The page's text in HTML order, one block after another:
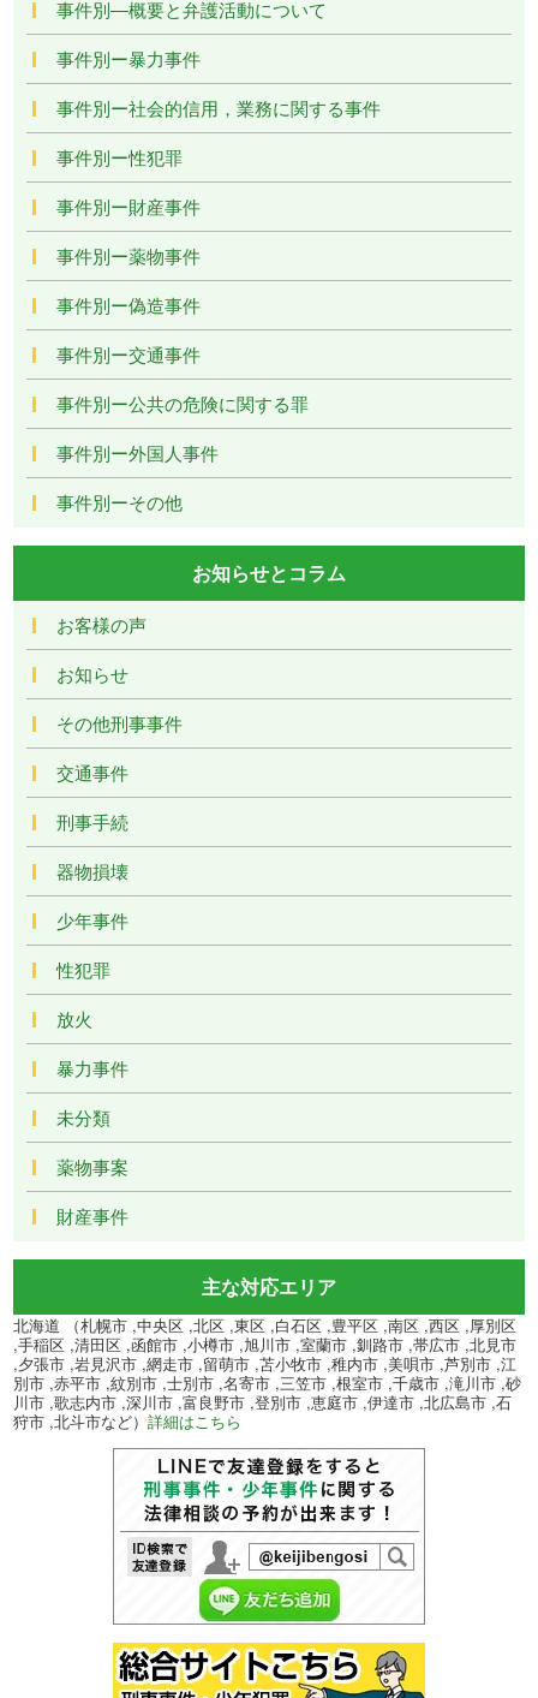
事件別―概要と弁護活動について
事件別ー暴力事件
事件別ー社会的信用，業務に関する事件
事件別ー性犯罪
事件別ー財産事件
事件別ー薬物事件
事件別ー偽造事件
事件別ー交通事件
事件別ー公共の危険に関する罪
事件別ー外国人事件
事件別ーその他
お知らせとコラム
お客様の声
お知らせ
その他刑事事件
交通事件
刑事手続
器物損壊
少年事件
性犯罪
放火
暴力事件
未分類
薬物事案
財産事件
主な対応エリア
北海道 （札幌市 ,中央区 ,北区 ,東区 ,白石区 ,豊平区 ,南区 ,西区 ,厚別区
,手稲区 ,清田区 ,函館市 ,小樽市 ,旭川市 ,室蘭市 ,釧路市 ,帯広市 ,北見市
,夕張市 ,岩見沢市 ,網走市 ,留萌市 ,苫小牧市 ,稚内市 ,美唄市 ,芦別市 ,江
別市 ,赤平市 ,紋別市 ,士別市 ,名寄市 ,三笠市 ,根室市 ,千歳市 ,滝川市 ,砂
川市 ,歌志内市 ,深川市 ,富良野市 ,登別市 ,恵庭市 ,伊達市 ,北広島市 ,石
狩市 ,北斗市など）詳細はこちら